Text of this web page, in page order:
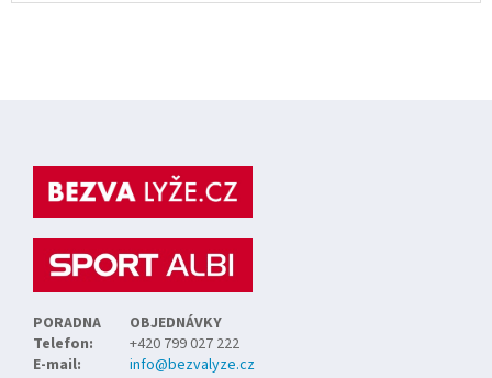
PORADNA
OBJEDNÁVKY
Telefon:
+420 799 027 222
E-mail:
info@bezvalyze.cz